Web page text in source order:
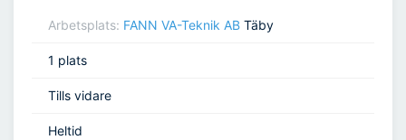
Arbetsplats: FANN VA-Teknik AB Täby
1 plats
Tills vidare
Heltid